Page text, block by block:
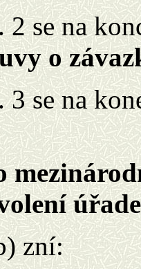
2 se na
o
3 se na
zní: